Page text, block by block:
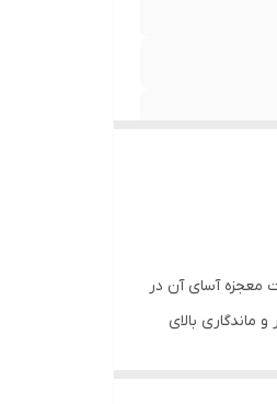
معجزه آسای آن در
بالای